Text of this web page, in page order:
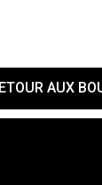
AUX